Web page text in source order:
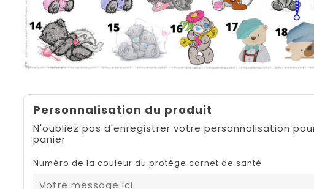
Personnalisation du produit
N'oubliez pas d'enregistrer votre personnalisation
panier
Numéro de la couleur du protège carnet de santé